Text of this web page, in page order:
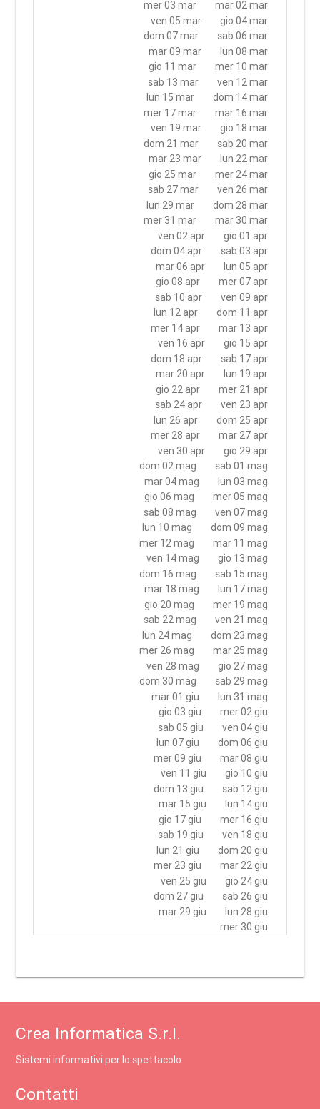
mar 02 mar
mer 03 mar
gio 04 mar
ven 05 mar
sab 06 mar
dom 07 mar
lun 08 mar
mar 09 mar
mer 10 mar
gio 11 mar
ven 12 mar
sab 13 mar
dom 14 mar
lun 15 mar
mar 16 mar
mer 17 mar
gio 18 mar
ven 19 mar
sab 20 mar
dom 21 mar
lun 22 mar
mar 23 mar
mer 24 mar
gio 25 mar
ven 26 mar
sab 27 mar
dom 28 mar
lun 29 mar
mar 30 mar
mer 31 mar
gio 01 apr
ven 02 apr
sab 03 apr
dom 04 apr
lun 05 apr
mar 06 apr
mer 07 apr
gio 08 apr
ven 09 apr
sab 10 apr
dom 11 apr
lun 12 apr
mar 13 apr
mer 14 apr
gio 15 apr
ven 16 apr
sab 17 apr
dom 18 apr
lun 19 apr
mar 20 apr
mer 21 apr
gio 22 apr
ven 23 apr
sab 24 apr
dom 25 apr
lun 26 apr
mar 27 apr
mer 28 apr
gio 29 apr
ven 30 apr
sab 01 mag
dom 02 mag
lun 03 mag
mar 04 mag
mer 05 mag
gio 06 mag
ven 07 mag
sab 08 mag
dom 09 mag
lun 10 mag
mar 11 mag
mer 12 mag
gio 13 mag
ven 14 mag
sab 15 mag
dom 16 mag
lun 17 mag
mar 18 mag
mer 19 mag
gio 20 mag
ven 21 mag
sab 22 mag
dom 23 mag
lun 24 mag
mar 25 mag
mer 26 mag
gio 27 mag
ven 28 mag
sab 29 mag
dom 30 mag
lun 31 mag
mar 01 giu
mer 02 giu
gio 03 giu
ven 04 giu
sab 05 giu
dom 06 giu
lun 07 giu
mar 08 giu
mer 09 giu
gio 10 giu
ven 11 giu
sab 12 giu
dom 13 giu
lun 14 giu
mar 15 giu
mer 16 giu
gio 17 giu
ven 18 giu
sab 19 giu
dom 20 giu
lun 21 giu
mar 22 giu
mer 23 giu
gio 24 giu
ven 25 giu
sab 26 giu
dom 27 giu
lun 28 giu
mar 29 giu
mer 30 giu
Crea Informatica S.r.l.
Sistemi informativi per lo spettacolo
Contatti